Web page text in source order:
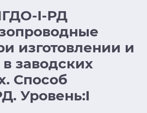
I-РД
изготовлении и
заводских
Способ
Уровень:I